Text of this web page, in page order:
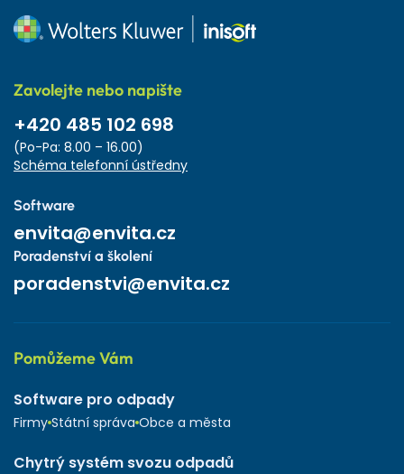
Zavolejte nebo napište
+420 485 102 698
(Po-Pa: 8.00 – 16.00)
Schéma telefonní ústředny
Software
envita@envita.cz
Poradenství a školení
poradenstvi@envita.cz
Pomůžeme Vám
Software pro odpady
Firmy Státní správa Obce a města
Chytrý systém svozu odpadů